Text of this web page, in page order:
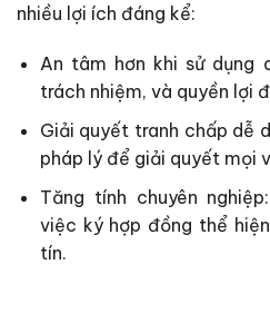
nhiều lợi ích đáng kể:
An tâm hơn khi sử dụng
trách nhiệm, và quyền lợi
Giải quyết tranh chấp dễ
pháp lý để giải quyết mọi
Tăng tính chuyên
việc ký hợp đồng thể
tín.